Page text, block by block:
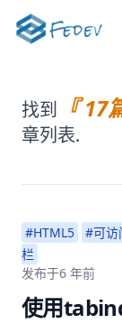
找到 『 17
章列表.
#HTML5 #可访
栏
发布于6 年前
使用